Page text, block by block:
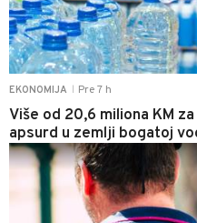
EKONOMIJA Pre 7 h
Više od 20,6 miliona KM
apsurd u zemlji bogatoj